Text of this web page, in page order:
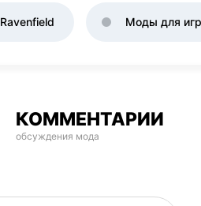
Ravenfield Моды для
КОММЕНТАРИИ
обсуждения мода